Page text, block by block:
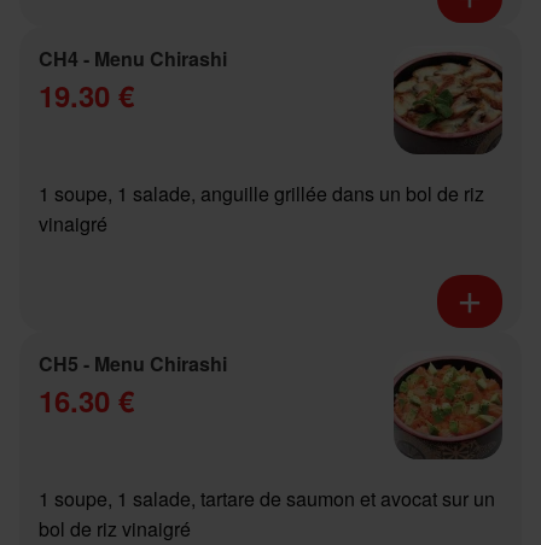
CH4 - Menu Chirashi
19.30 €
1 soupe, 1 salade, anguille grillée dans un bol de riz
vinaigré
CH5 - Menu Chirashi
16.30 €
1 soupe, 1 salade, tartare de saumon et avocat sur un
bol de riz vinaigré